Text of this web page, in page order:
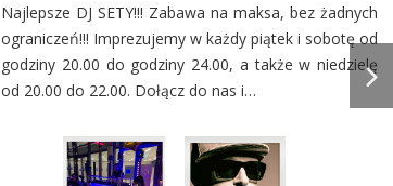
Najlepsze DJ SETY!!! Zabawa na maksa, bez żadnych
ograniczeń!!! Imprezujemy w każdy piątek i sobotę od
godziny 20.00 do godziny 24.00, a także w niedzielę
od 20.00 do 22.00. Dołącz do nas i…